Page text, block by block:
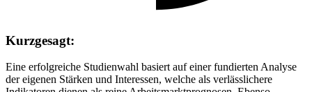
Kurzgesagt:
Eine erfolgreiche Studienwahl basiert auf einer fundierten Analyse
der eigenen Stärken und Interessen, welche als verlässlichere